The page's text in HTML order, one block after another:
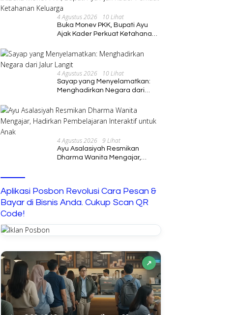
4 Agustus 2026 10 Lihat
Buka Monev PKK, Bupati Ayu
Ajak Kader Perkuat Ketahanan
4 Agustus 2026 10 Lihat
Sayap yang Menyelamatkan:
Menghadirkan Negara dari
4 Agustus 2026 9 Lihat
Ayu Asalasiyah Resmikan
Dharma Wanita Mengajar,
Aplikasi Posbon Revolusi Cara Pesan &
Bayar di Bisnis Anda. Cukup Scan QR
Code!
↗